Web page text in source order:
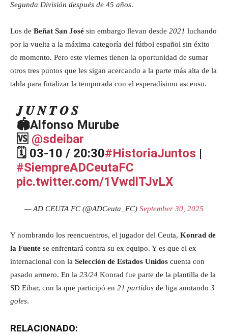
Segunda División después de 45 años.
Los de Beñat San José sin embargo llevan desde 2021 luchando
por la vuelta a la máxima categoría del fútbol español sin éxito
de momento. Pero este viernes tienen la oportunidad de sumar
otros tres puntos que les sigan acercando a la parte más alta de la
tabla para finalizar la temporada con el esperadísimo ascenso.
𝑱 𝑼 𝑵 𝑻 𝑶 𝑺
🏟️Alfonso Murube
🆚 @sdeibar
🗓️ 03-10 / 20:30#HistoriaJuntos |
#SiempreADCeutaFC
pic.twitter.com/1VwdlTJvLX
— AD CEUTA FC (@ADCeuta_FC) September 30, 2025
Y nombrando los reencuentros, el jugador del Ceuta, Konrad de
la Fuente se enfrentará contra su ex equipo. Y es que el ex
internacional con la Selección de Estados Unidos cuenta con
pasado armero. En la 23/24 Konrad fue parte de la plantilla de la
SD Eibar, con la que participó en 21 partidos de liga anotando 3
goles.
RELACIONADO: